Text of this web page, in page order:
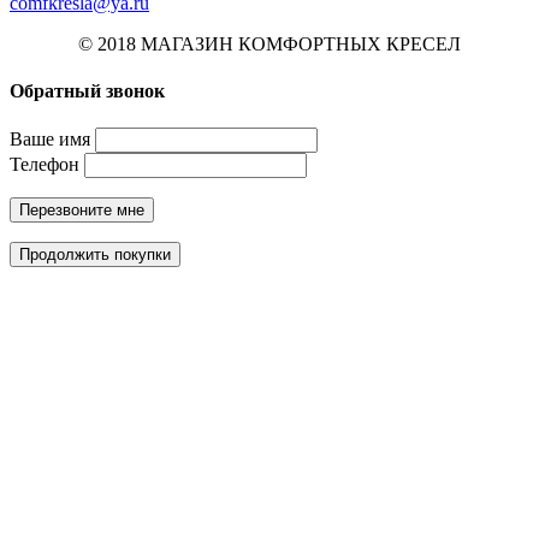
© 2018 МАГАЗИН КОМФОРТНЫХ КРЕСЕЛ
Обратный звонок
Ваше имя
Телефон
Перезвоните мне
Продолжить покупки